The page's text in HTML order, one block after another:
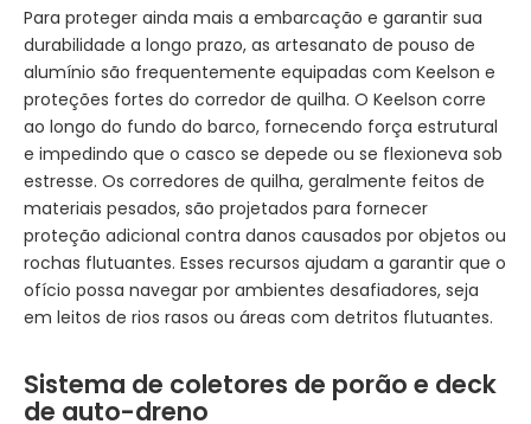
Para proteger ainda mais a embarcação e garantir sua
durabilidade a longo prazo, as artesanato de pouso de
alumínio são frequentemente equipadas com Keelson e
proteções fortes do corredor de quilha. O Keelson corre
ao longo do fundo do barco, fornecendo força estrutural
e impedindo que o casco se depede ou se flexioneva sob
estresse. Os corredores de quilha, geralmente feitos de
materiais pesados, são projetados para fornecer
proteção adicional contra danos causados ​​por objetos ou
rochas flutuantes. Esses recursos ajudam a garantir que o
ofício possa navegar por ambientes desafiadores, seja
em leitos de rios rasos ou áreas com detritos flutuantes.
Sistema de coletores de porão e deck
de auto-dreno